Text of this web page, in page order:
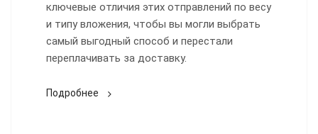
ключевые отличия этих отправлений по весу
и типу вложения, чтобы вы могли выбрать
самый выгодный способ и перестали
переплачивать за доставку.
Подробнее